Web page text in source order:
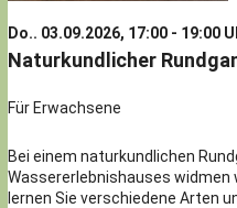
Do.. 03.09.2026, 17:00 - 19:00
Naturkundlicher
Für Erwachsene
Bei einem naturkundlichen
Wassererlebnishauses widmen
lernen Sie verschiedene Arten